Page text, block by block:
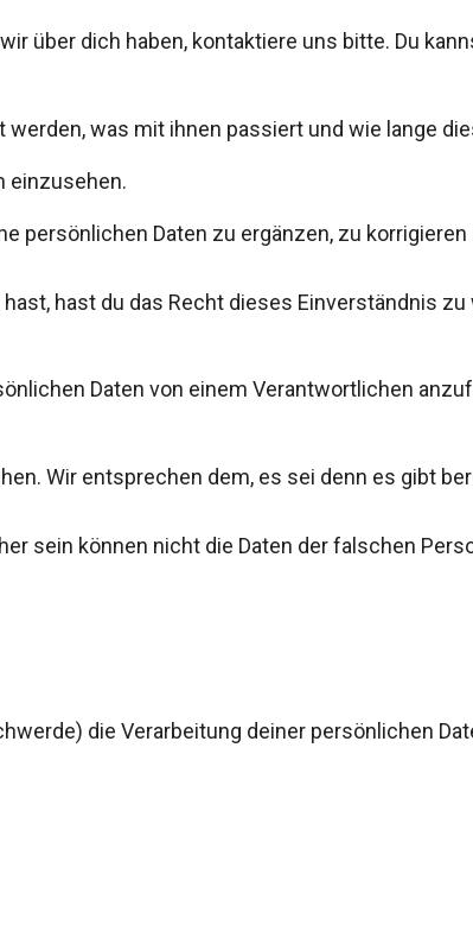
über dich haben, kontaktiere uns bitte. Du
was mit ihnen passiert und wie lange
einzusehen.
persönlichen Daten zu ergänzen, zu
hast du das Recht dieses Einverständnis
Daten von einem Verantwortlichen
Wir entsprechen dem, es sei denn es gibt
sein können nicht die Daten der falschen
die Verarbeitung deiner persönlichen